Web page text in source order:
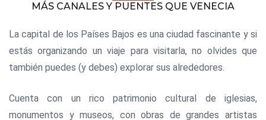
MÁS CANALES Y PUENTES QUE VENECIA
La capital de los Países Bajos es una ciudad fascinante y si
estás organizando un viaje para visitarla, no olvides que
también puedes (y debes) explorar sus alrededores.
Cuenta con un rico patrimonio cultural de iglesias,
monumentos y museos, con obras de grandes artistas